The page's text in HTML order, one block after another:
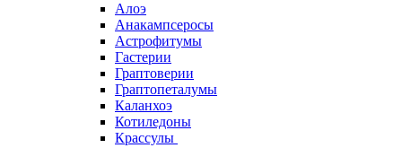
Алоэ
Анакампсеросы
Астрофитумы
Гастерии
Граптоверии
Граптопеталумы
Каланхоэ
Котиледоны
Крассулы